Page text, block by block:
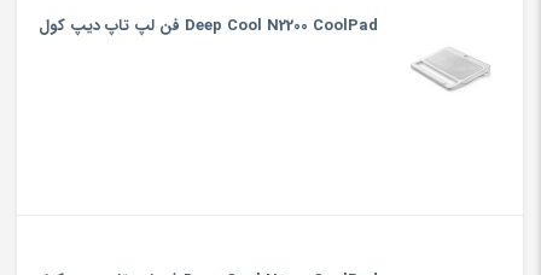
Deep Cool N2200 CoolPad فن لپ تاپ دیپ کول